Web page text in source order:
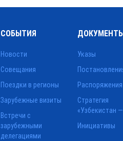
СОБЫТИЯ
Новости
Совещания
Поездки в регионы
Зарубежные визиты
Встречи с
зарубежными
делегациями
Указы
Распоряжения
Стратегия
«Узбекистан
Инициативы